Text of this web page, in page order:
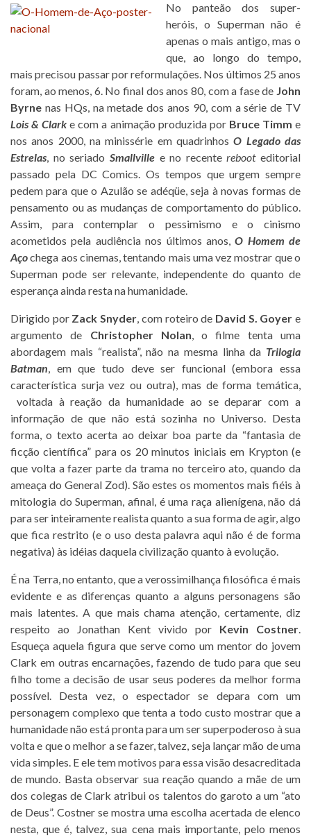
No panteão dos super-
heróis, o Superman não é
apenas o mais antigo, mas o
que, ao longo do tempo,
mais precisou passar por reformulações. Nos últimos 25 anos
foram, ao menos, 6. No final dos anos 80, com a fase de John
Byrne nas HQs, na metade dos anos 90, com a série de TV
Lois & Clark e com a animação produzida por Bruce Timm e
nos anos 2000, na minissérie em quadrinhosO Legado das
Estrelas, no seriado Smallvillee no recenterebooteditorial
passado pela DC Comics. Os tempos que urgem sempre
pedem para que o Azulão se adéqüe, seja à novas formas de
pensamento ou as mudanças de comportamento do público.
Assim, para contemplar o pessimismo e o cinismo
acometidos pela audiência nos últimos anos,O Homem de
Açochega aos cinemas, tentando mais uma vez mostrar que o
Superman pode ser relevante, independente do quanto de
esperança ainda resta na humanidade.
Dirigido por Zack Snyder, com roteiro de David S. Goyer e
argumento de Christopher Nolan, o filme tenta uma
abordagem mais “realista”, não na mesma linha da Trilogia
Batman, em que tudo deve ser funcional (embora essa
característica surja vez ou outra), mas de forma temática,
voltada à reação da humanidade ao se deparar com a
informação de que não está sozinha no Universo. Desta
forma, o texto acerta ao deixar boa parte da “fantasia de
ficção científica” para os 20 minutos iniciais em Krypton (e
que volta a fazer parte da trama no terceiro ato, quando da
ameaça do General Zod). São estes os momentos mais fiéis à
mitologia do Superman, afinal, é uma raça alienígena, não dá
para ser inteiramente realista quanto a sua forma de agir, algo
que fica restrito (e o uso desta palavra aqui não é de forma
negativa) às idéias daquela civilização quanto à evolução.
É na Terra, no entanto, que a verossimilhança filosófica é mais
evidente e as diferenças quanto a alguns personagens são
mais latentes. A que mais chama atenção, certamente, diz
respeito ao Jonathan Kent vivido por Kevin Costner.
Esqueça aquela figura que serve como um mentor do jovem
Clark em outras encarnações, fazendo de tudo para que seu
filho tome a decisão de usar seus poderes da melhor forma
possível. Desta vez, o espectador se depara com um
personagem complexo que tenta a todo custo mostrar que a
humanidade não está pronta para um ser superpoderoso à sua
volta e que o melhor a se fazer, talvez, seja lançar mão de uma
vida simples. E ele tem motivos para essa visão desacreditada
de mundo. Basta observar sua reação quando a mãe de um
dos colegas de Clark atribui os talentos do garoto a um “ato
de Deus”. Costner se mostra uma escolha acertada de elenco
nesta, que é, talvez, sua cena mais importante, pelo menos